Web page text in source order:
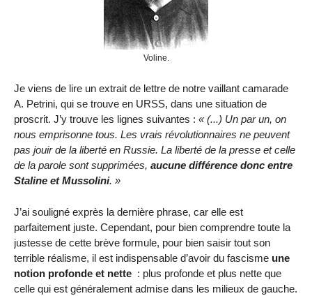
Voline.
Je viens de lire un extrait de lettre de notre vaillant camarade
A. Petrini, qui se trouve en URSS, dans une situation de
proscrit. J’y trouve les lignes suivantes :
(...) Un par un, on
nous emprisonne tous. Les vrais révolutionnaires ne peuvent
pas jouir de la liberté en Russie. La liberté de la presse et celle
de la parole sont supprimées, aucune différence donc entre
Staline et Mussolini.
J’ai souligné exprès la dernière phrase, car elle est
parfaitement juste. Cependant, pour bien comprendre toute la
justesse de cette brève formule, pour bien saisir tout son
terrible réalisme, il est indispensable d’avoir du fascisme une
notion profonde et nette : plus profonde et plus nette que
celle qui est généralement admise dans les milieux de gauche.